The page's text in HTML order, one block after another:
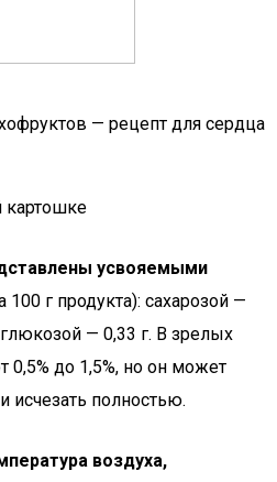
— рецепт для сердца
картошке
усвояемыми
100 г продукта): сахарозой —
— 0,33 г. В зрелых
0,5% до 1,5%, но он может
исчезать полностью.
воздуха,